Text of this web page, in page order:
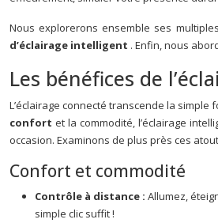
Nous explorerons ensemble ses
d’éclairage intelligent . Enfin, nous
Les bénéfices de
L’éclairage connecté transcende la
confort et la commodité, l’éclairage
occasion. Examinons de plus près ces
Confort et commodité
Contrôle à distance : Allumez,
simple clic suffit !